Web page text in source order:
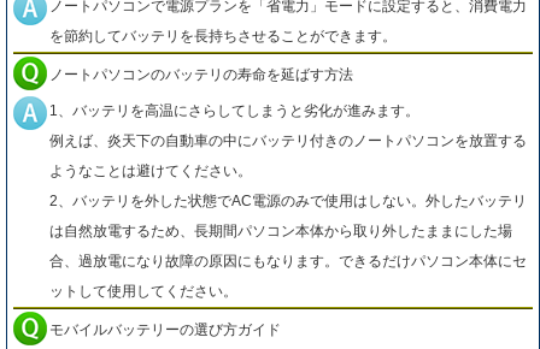
ノートパソコンで電源プランを「省電力」モードに設定すると、消費電力
を節約してバッテリを長持ちさせることができます。
ノートパソコンのバッテリの寿命を延ばす方法
1、バッテリを高温にさらしてしまうと劣化が進みます。
例えば、炎天下の自動車の中にバッテリ付きのノートパソコンを放置する
ようなことは避けてください。
2、バッテリを外した状態でAC電源のみで使用はしない。外したバッテリ
は自然放電するため、長期間パソコン本体から取り外したままにした場
合、過放電になり故障の原因にもなります。できるだけパソコン本体にセ
ットして使用してください。
モバイルバッテリーの選び方ガイド